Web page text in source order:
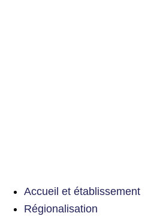
Accueil et établissement
Régionalisation